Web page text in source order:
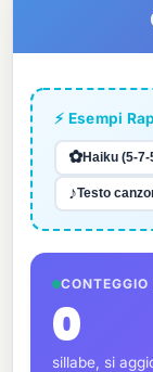
⚡ Esempi
✿Haiku (5-7-
♪Testo
CONTEGGIO
0
sillabe, si